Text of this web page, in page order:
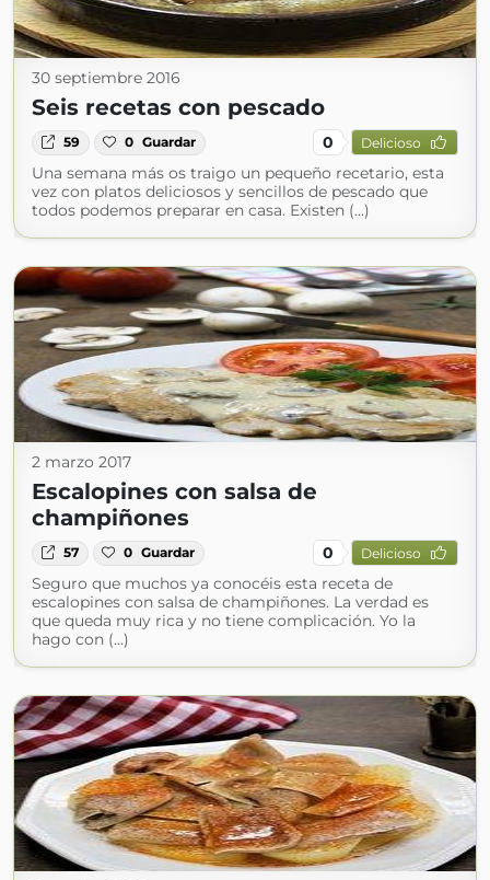
30 septiembre 2016
Seis recetas con pescado
59 0 Guardar 0 Delicioso
Una semana más os traigo un pequeño recetario, esta
vez con platos deliciosos y sencillos de pescado que
todos podemos preparar en casa. Existen (...)
2 marzo 2017
Escalopines con salsa de
champiñones
57 0 Guardar 0 Delicioso
Seguro que muchos ya conocéis esta receta de
escalopines con salsa de champiñones. La verdad es
que queda muy rica y no tiene complicación. Yo la
hago con (...)